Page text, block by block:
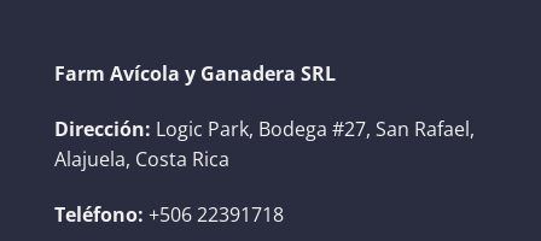
Farm Avícola y Ganadera SRL
Dirección: Logic Park, Bodega #27, San Rafael,
Alajuela, Costa Rica
Teléfono: +506 22391718